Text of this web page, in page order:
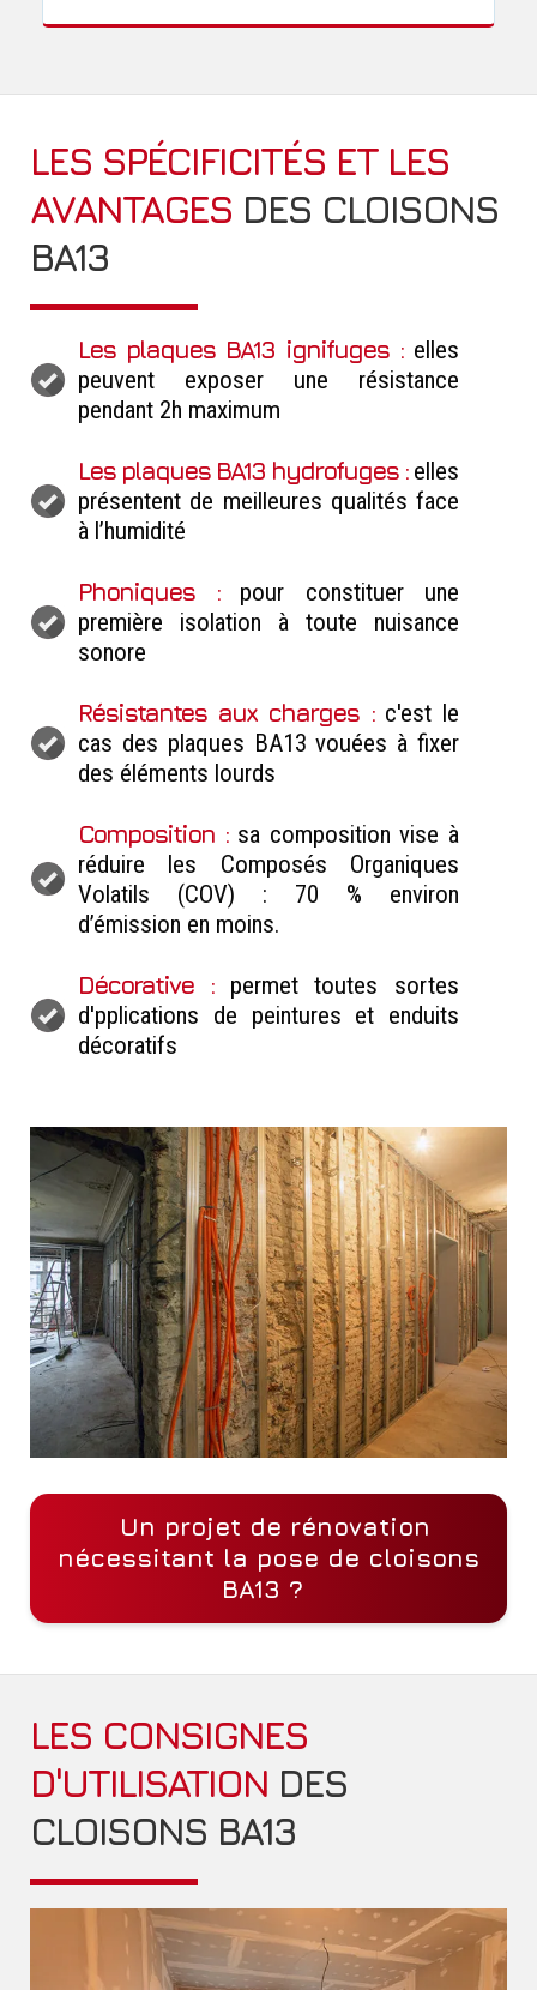
LES SPÉCIFICITÉS ET LES
AVANTAGES DES CLOISONS
BA13
Les plaques BA13 ignifuges :elles
peuvent exposer une résistance
pendant 2h maximum
Les plaques BA13 hydrofuges :elles
présentent de meilleures qualités face
à l’humidité
Phoniques : pour constituer une
première isolation à toute nuisance
sonore
Résistantes aux charges :c'est le
cas des plaques BA13 vouées à fixer
des éléments lourds
Composition :sa composition vise à
réduire les Composés Organiques
Volatils (COV) : 70 % environ
d’émission en moins.
Décorative :permet toutes sortes
d'pplications de peintures et enduits
décoratifs
Un projet de rénovation
nécessitant la pose de cloisons
BA13 ?
LES CONSIGNES
D'UTILISATION DES
CLOISONS BA13